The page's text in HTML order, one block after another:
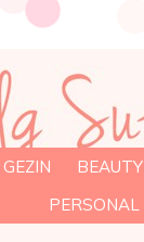
GEZIN BEAUTY
PERSONAL